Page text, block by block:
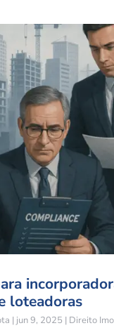
loteadoras
| jun 9, 2025 | Direito